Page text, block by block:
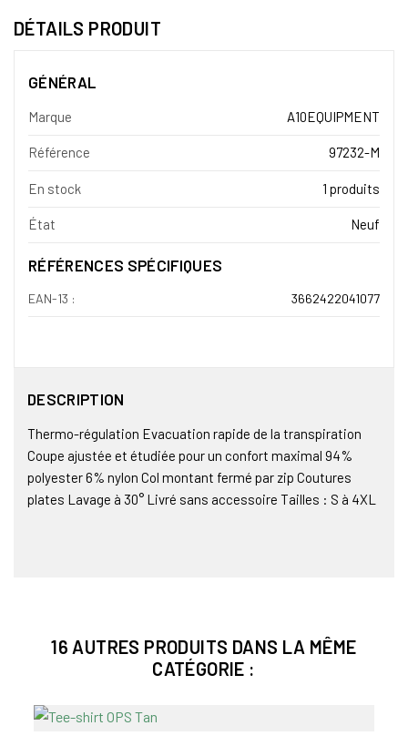
DÉTAILS PRODUIT
GÉNÉRAL
Marque A10EQUIPMENT
Référence 97232-M
En stock 1 produits
État Neuf
RÉFÉRENCES SPÉCIFIQUES
EAN-13 : 3662422041077
DESCRIPTION
Thermo-régulation Evacuation rapide de la transpiration
Coupe ajustée et étudiée pour un confort maximal 94%
polyester 6% nylon Col montant fermé par zip Coutures
plates Lavage à 30° Livré sans accessoire Tailles : S à 4XL
16 AUTRES PRODUITS DANS LA MÊME
CATÉGORIE :